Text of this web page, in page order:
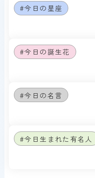
#今日の星座
#今日の誕生花
#今日の名言
#今日生まれた有名人